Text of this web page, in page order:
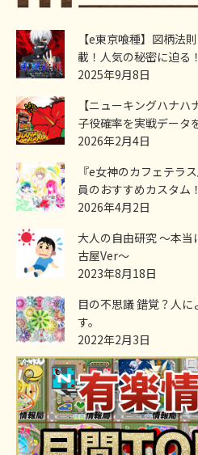
【e東京喰種】図柄法
載！人気の秘密に迫る！
2025年9月8日
【ニューキングハナハ
子役確率を実戦データ
2026年2月4日
『e女神のカフェテラ
員のおすすめカスタム
2026年4月2日
大人の自由研究 ～本
古屋Ver～
2023年8月18日
目の不思議 錯覚？人
す。
2022年2月3日